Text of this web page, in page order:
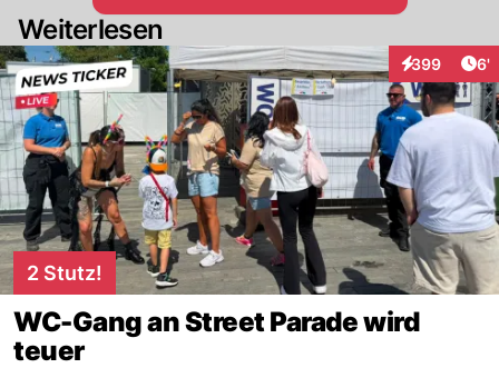
Weiterlesen
399
Interaktionen
6'
2 Stutz!
WC-Gang an Street Parade wird
teuer